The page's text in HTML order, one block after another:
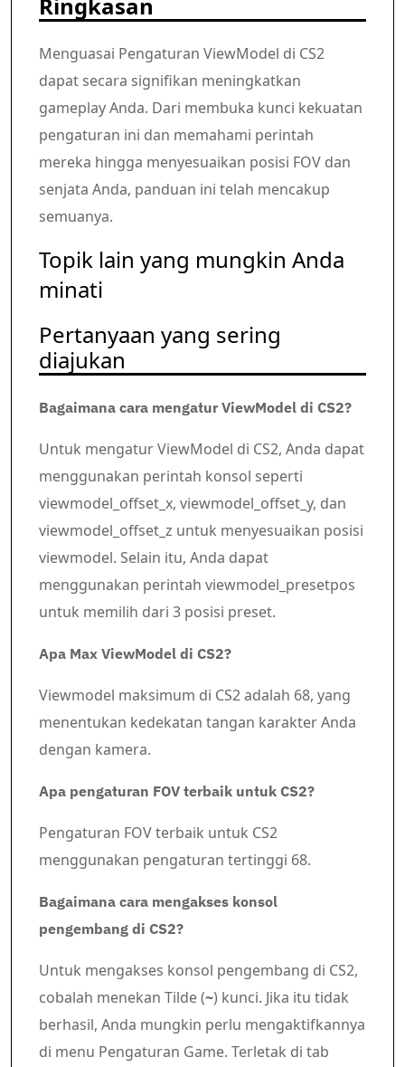
Menguasai Pengaturan ViewModel di CS2
dapat secara signifikan meningkatkan
gameplay Anda. Dari membuka kunci kekuatan
pengaturan ini dan memahami perintah
mereka hingga menyesuaikan posisi FOV dan
senjata Anda, panduan ini telah mencakup
semuanya.
Topik lain yang mungkin Anda
minati
Pertanyaan yang sering
diajukan
Bagaimana cara mengatur ViewModel di CS2?
Untuk mengatur ViewModel di CS2, Anda dapat
menggunakan perintah konsol seperti
viewmodel_offset_x, viewmodel_offset_y, dan
viewmodel_offset_z untuk menyesuaikan posisi
viewmodel. Selain itu, Anda dapat
menggunakan perintah viewmodel_presetpos
untuk memilih dari 3 posisi preset.
Apa Max ViewModel di CS2?
Viewmodel maksimum di CS2 adalah 68, yang
menentukan kedekatan tangan karakter Anda
dengan kamera.
Apa pengaturan FOV terbaik untuk CS2?
Pengaturan FOV terbaik untuk CS2
menggunakan pengaturan tertinggi 68.
Bagaimana cara mengakses konsol
pengembang di CS2?
Untuk mengakses konsol pengembang di CS2,
cobalah menekan Tilde (~) kunci. Jika itu tidak
berhasil, Anda mungkin perlu mengaktifkannya
di menu Pengaturan Game. Terletak di tab